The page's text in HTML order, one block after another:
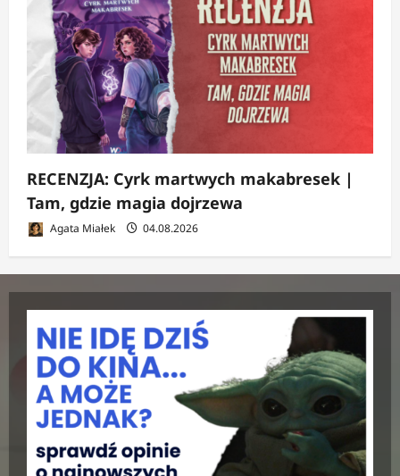
RECENZJA: Cyrk martwych makabresek |
Tam, gdzie magia dojrzewa
Agata Miałek 04.08.2026